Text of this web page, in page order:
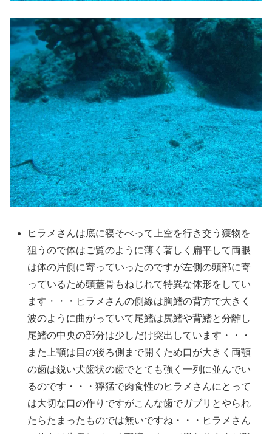
ヒラメさんは底に寝そべって上空を行き交う獲物を
狙うので体はご覧のように薄く著しく扁平して両眼
は体の片側に寄っていったのですが左側の頭部に寄
っているため頭蓋骨もねじれて特異な体形をしてい
ます・・・ヒラメさんの側線は胸鰭の背方で大きく
波のように曲がっていて尾鰭は尻鰭や背鰭と分離し
尾鰭の中央の部分は少しだけ突出しています・・・
また上顎は目の後ろ側まで開くため口が大きく両顎
の歯は鋭い犬歯状の歯でとても強く一列に並んでい
るのです・・・獰猛で肉食性のヒラメさんにとって
は大切な口の作りですがこんな歯でガブリとやられ
たらたまったものでは無いですね・・・ヒラメさん